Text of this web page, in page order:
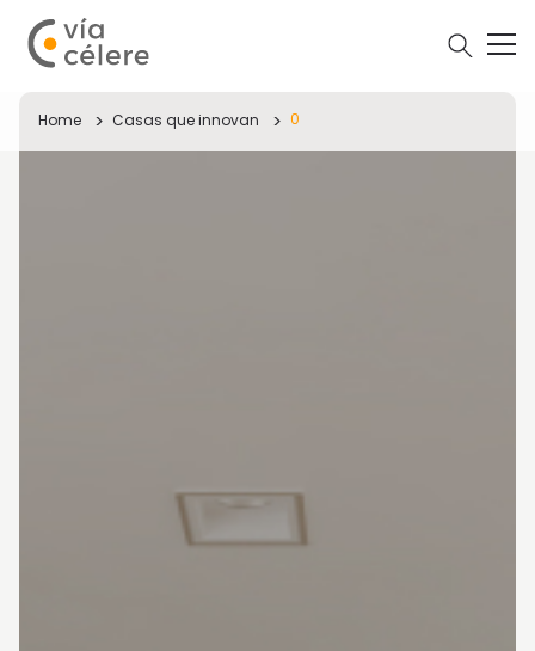
Home Casas que innovan 0